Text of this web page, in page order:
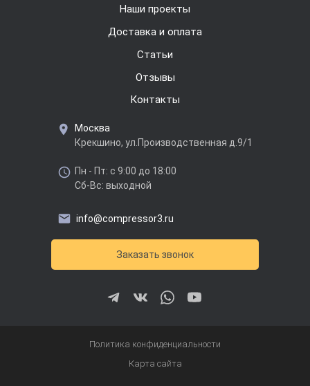
Наши проекты
Доставка и оплата
Cтатьи
Отзывы
Контакты
Москва
Крекшино, ул.Производственная д.9/1
Пн - Пт: с 9:00 до 18:00
Сб-Вс: выходной
info@compressor3.ru
Заказать звонок
Политика конфиденциальности
Карта сайта